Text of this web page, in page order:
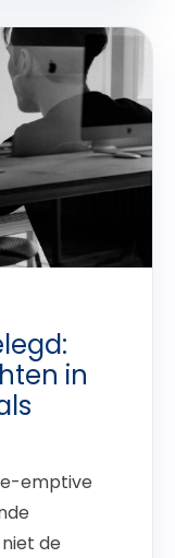
in
emptive
de